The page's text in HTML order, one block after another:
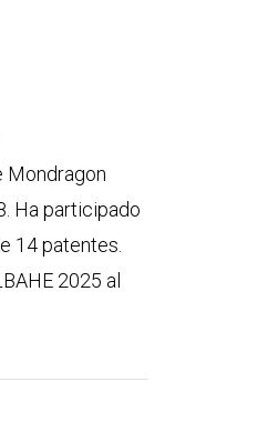
Mondragon
Ha participado
14 patentes.
2025 al